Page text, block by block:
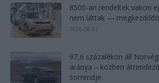
8500-an rendeltek vakon
nem láttak —
2026-08-07
97,6 százalékon áll
aránya – közben
sorrendje